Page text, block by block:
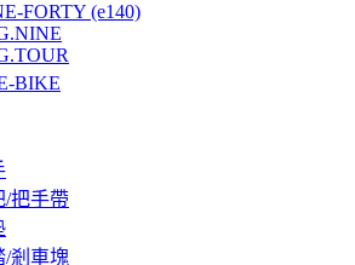
FORTY (e140)
BIKE
/把手帶
/剎車塊